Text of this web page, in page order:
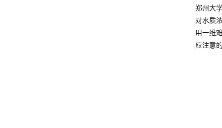
郑州大
对水质
用一维
应注意